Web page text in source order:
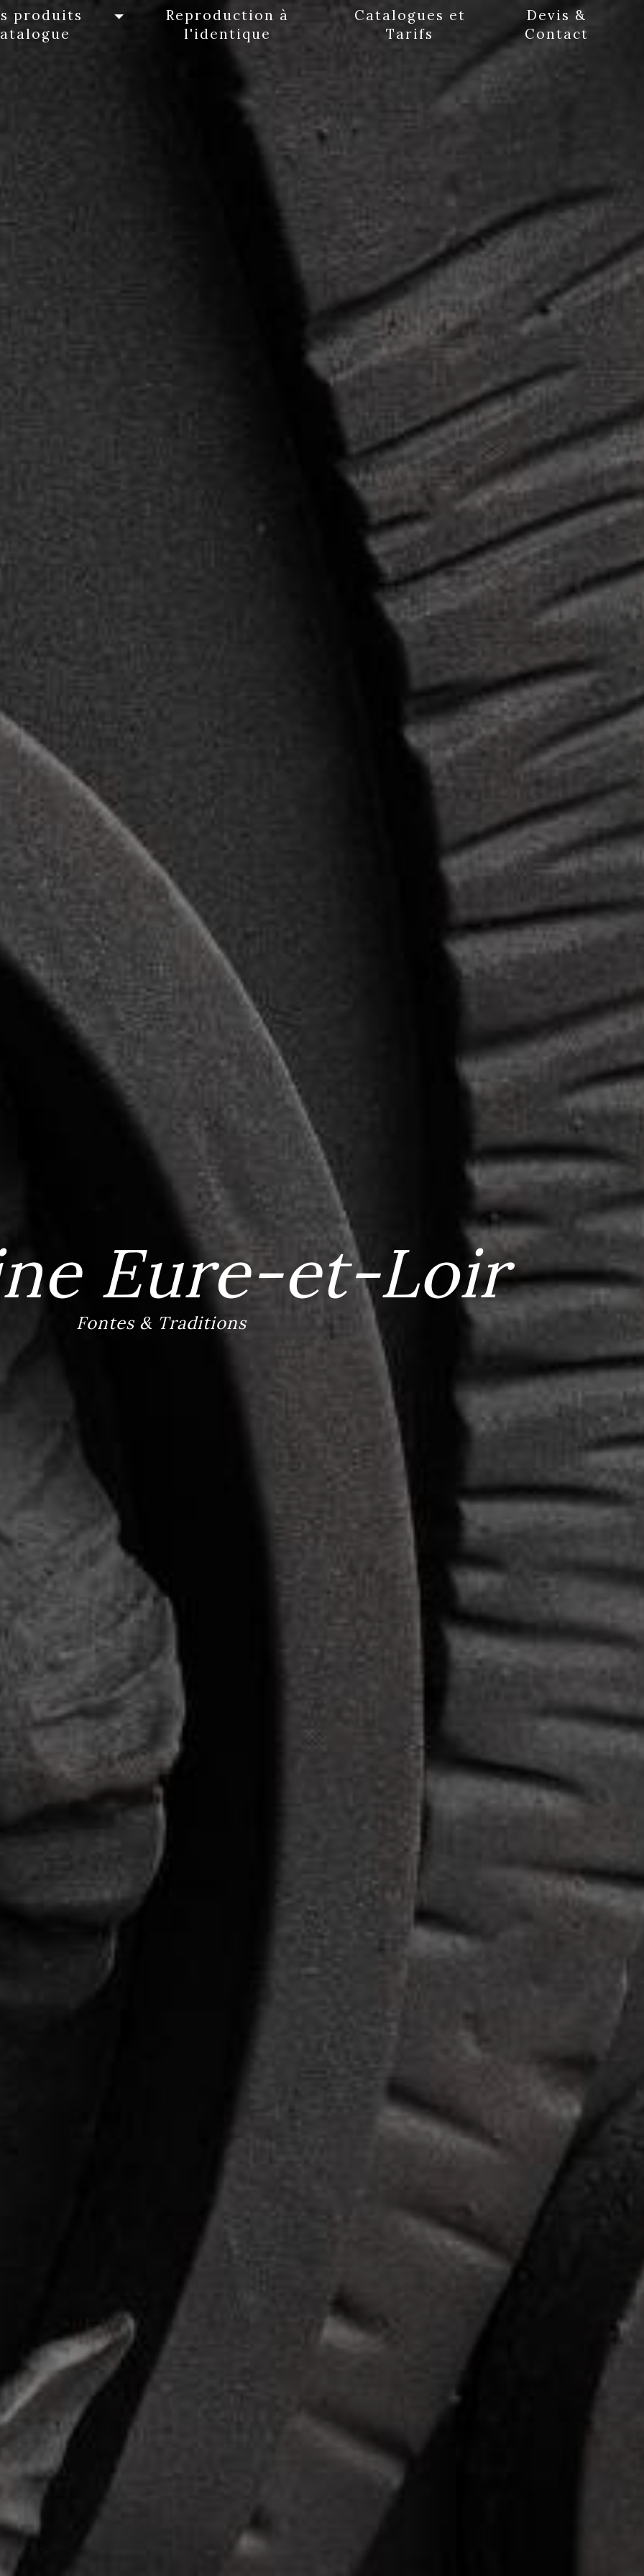
produits
Reproduction à
l'identique
Catalogues et
Tarifs
Devis &
Contact
Eure-et-Loir
Fontes & Traditions